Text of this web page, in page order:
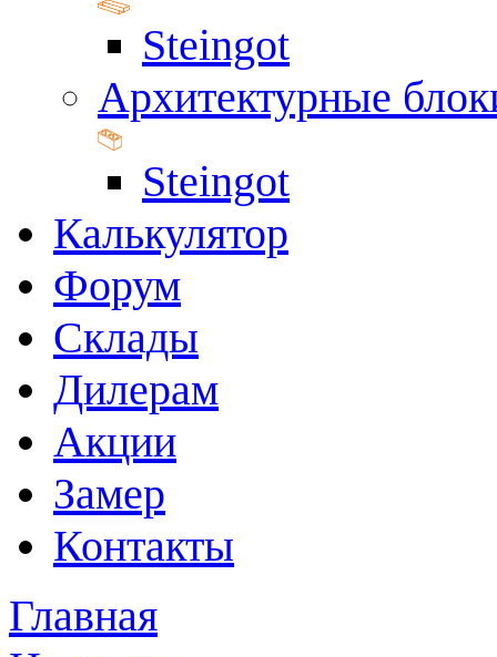
Steingot
Архитектурные
Steingot
Калькулятор
Форум
Склады
Дилерам
Акции
Замер
Контакты
Главная